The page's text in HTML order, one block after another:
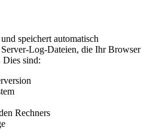
speichert automatisch
Log-Dateien, die Ihr Browser
Dies sind:
Rechners